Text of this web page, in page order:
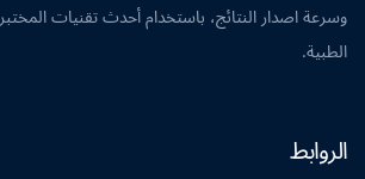
وسرعة اصدار النتائج، باستخدام أحدث تقنيات
الطبية.
الروابط